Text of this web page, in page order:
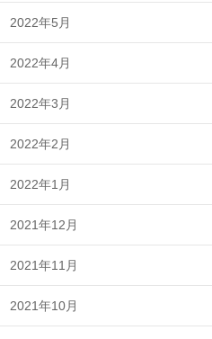
2022年5月
2022年4月
2022年3月
2022年2月
2022年1月
2021年12月
2021年11月
2021年10月